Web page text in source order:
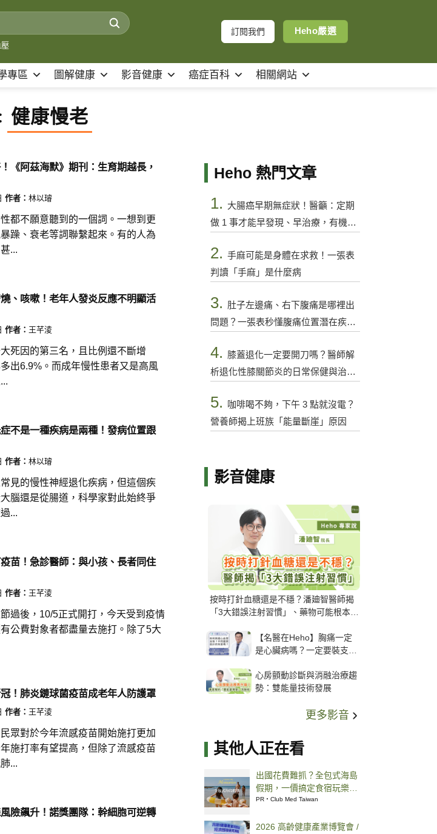
訂閱我們 Heho嚴選
專區 圖解健康 影音健康 癌症百科 相關網站
健康慢老
《阿茲海默》期刊：生育期越長，
作者： 林以璿
都不願意聽到的一個詞。一想到更
躁、衰老等詞聯繫起來。有的人為
...
、咳嗽！老年人發炎反應不明顯活
作者： 王芊淩
死因的第三名，且比例還不斷增
出6.9%。而成年慢性患者又是高風
不是一種疾病是兩種！發病位置跟
作者： 林以璿
見的慢性神經退化疾病，但這個疾
腦還是從腸道，科學家對此始終爭
...
苗！急診醫師：與小孩、長者同住
作者： 王芊淩
過後，10/5正式開打，今天受到疫情
公費對象者都盡量去施打。除了5大
！肺炎鏈球菌疫苗成老年人防護罩
作者： 王芊淩
眾對於今年流感疫苗開始施打更加
施打率有望提高，但除了流感疫苗
...
險飆升！諾獎團隊：幹細胞可逆轉
Heho 熱門文章
1. 大腸癌早期無症狀！醫籲：定期
做 1 事才能早發現、早治療，有機會
2. 手麻可能是身體在求救！一張表
判讀「手麻」是什麼病
3. 肚子左邊痛、右下腹痛是哪裡出
問題？一張表秒懂腹痛位置潛在疾病
4. 膝蓋退化一定要開刀嗎？醫師解
析退化性膝關節炎的日常保健與治療
5.
咖啡喝不夠，下午 3 點就沒電？
營養師揭上班族「能量斷崖」原因
影音健康
按時打針血糖還是不穩？潘廸智醫師揭
「3大錯誤注射習慣」、藥物可能根本沒
【名醫在Heho】胸痛一定
是心臟病嗎？一定要裝支
解析支架種類、風險與選擇
關鍵
心房顫動診斷與消融治療趨
勢：雙能量技術發展
更多影音
其他人正在看
出國花費難抓？全包式海島
假期，一價搞定食宿玩樂，
省錢更省心！
PR・Club Med Taiwan
2026 高齡健康產業博覽會 /